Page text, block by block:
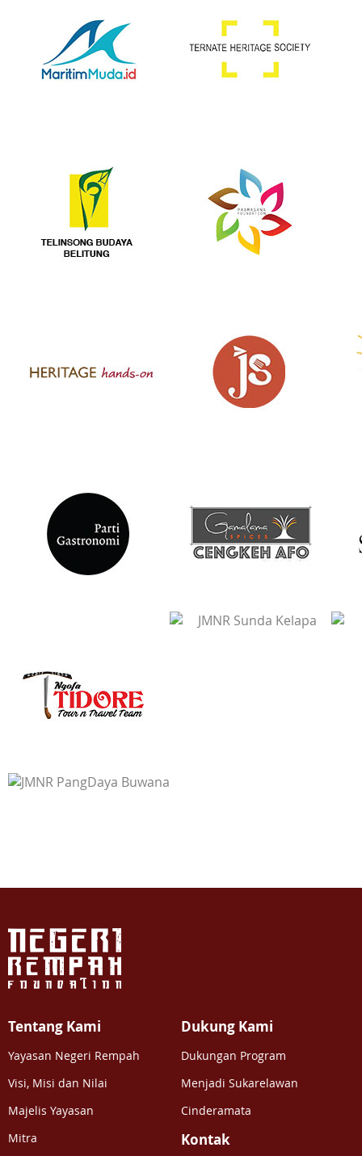
Tentang Kami
Yayasan Negeri Rempah
Visi, Misi dan Nilai
Majelis Yayasan
Mitra
Dukung Kami
Dukungan Program
Menjadi Sukarelawan
Cinderamata
Kontak